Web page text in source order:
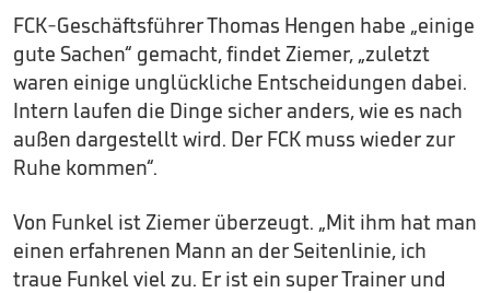
FCK-Geschäftsführer Thomas Hengen habe „einige
gute Sachen“ gemacht, findet Ziemer, „zuletzt
waren einige unglückliche Entscheidungen dabei.
Intern laufen die Dinge sicher anders, wie es nach
außen dargestellt wird. Der FCK muss wieder zur
Ruhe kommen“.
Von Funkel ist Ziemer überzeugt. „Mit ihm hat man
einen erfahrenen Mann an der Seitenlinie, ich
traue Funkel viel zu. Er ist ein super Trainer und